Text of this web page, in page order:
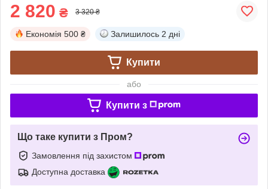
2 820 ₴ 3 320 ₴
Економія 500 ₴ Залишилось 2 дні
Купити
або
Купити з
Що таке купити з Пром?
Замовлення під захистом
Доступна доставка